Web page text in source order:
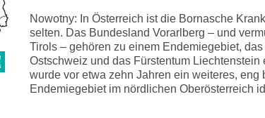
Nowotny: In Österreich ist die Bornasche
selten. Das Bundesland Vorarlberg – und
Tirols – gehören zu einem Endemiegebiet,
Ostschweiz und das Fürstentum Liechtenstein
wurde vor etwa zehn Jahren ein weiteres, eng
Endemiegebiet im nördlichen Oberösterreich